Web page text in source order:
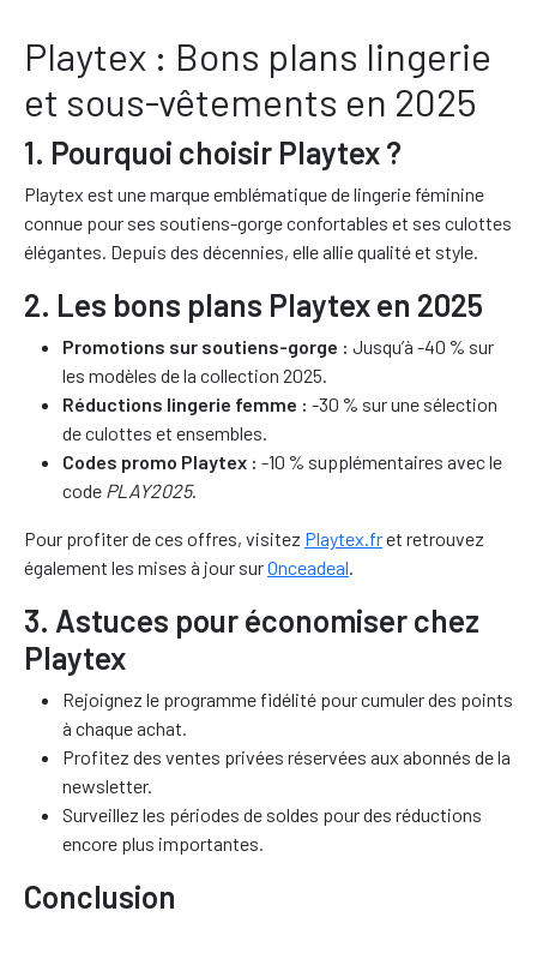
Playtex : Bons plans lingerie
et sous-vêtements en 2025
1. Pourquoi choisir Playtex ?
Playtex est une marque emblématique de lingerie féminine
connue pour ses soutiens-gorge confortables et ses culottes
élégantes. Depuis des décennies, elle allie qualité et style.
2. Les bons plans Playtex en 2025
Promotions sur soutiens-gorge : Jusqu’à -40 % sur
les modèles de la collection 2025.
Réductions lingerie femme : -30 % sur une sélection
de culottes et ensembles.
Codes promo Playtex : -10 % supplémentaires avec le
code PLAY2025.
Pour profiter de ces offres, visitez Playtex.fret retrouvez
également les mises à jour surOnceadeal.
3. Astuces pour économiser chez
Playtex
Rejoignez le programme fidélité pour cumuler des points
à chaque achat.
Profitez des ventes privées réservées aux abonnés de la
newsletter.
Surveillez les périodes de soldes pour des réductions
encore plus importantes.
Conclusion